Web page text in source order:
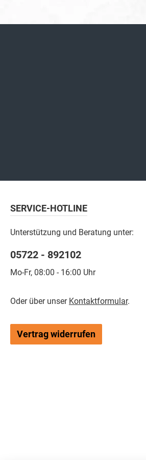
SERVICE-HOTLINE
Unterstützung und Beratung unter:
05722 - 892102
Mo-Fr, 08:00 - 16:00 Uhr
Oder über unser Kontaktformular.
Vertrag widerrufen